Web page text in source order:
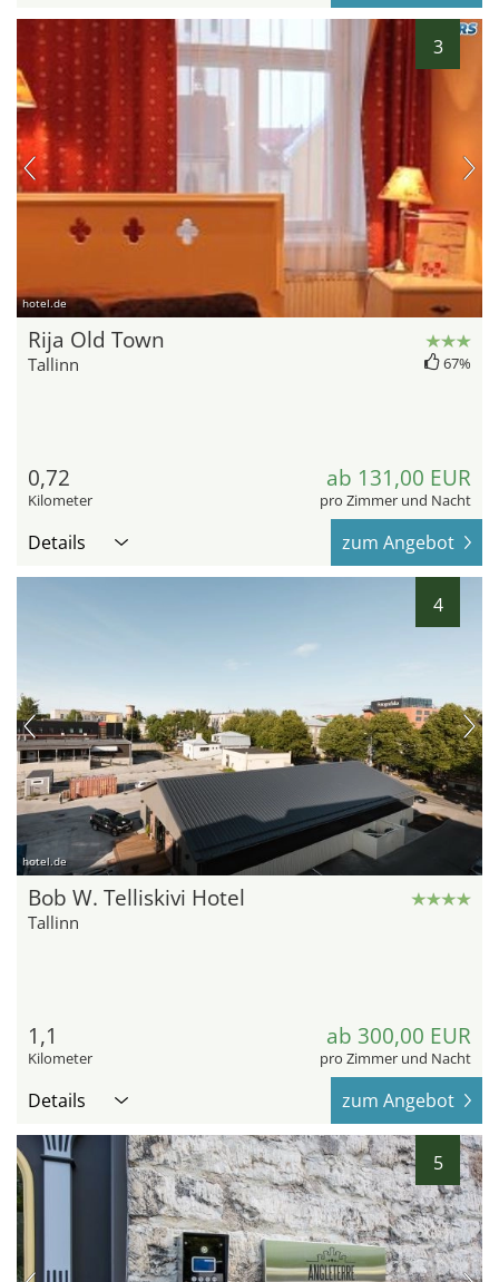
3
hotel.de
Rija Old Town
Tallinn 67%
0,72
Kilometer
ab 131,00 EUR
pro Zimmer und Nacht
Details zum Angebot
4
hotel.de
Bob W. Telliskivi Hotel
Tallinn
1,1
Kilometer
ab 300,00 EUR
pro Zimmer und Nacht
Details zum Angebot
5